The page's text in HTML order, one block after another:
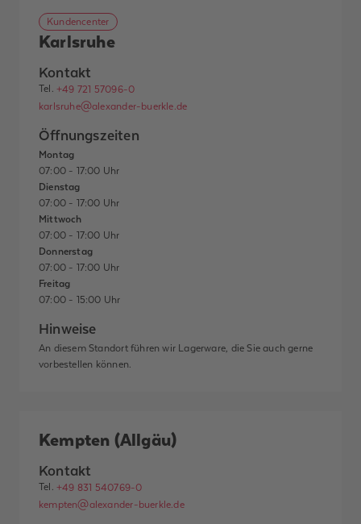
Kundencenter
Karlsruhe
Kontakt
Tel.+49 721 57096-0
karlsruhe@alexander-buerkle.de
Öffnungszeiten
Montag
07:00 - 17:00 Uhr
Dienstag
07:00 - 17:00 Uhr
Mittwoch
07:00 - 17:00 Uhr
Donnerstag
07:00 - 17:00 Uhr
Freitag
07:00 - 15:00 Uhr
Hinweise
An diesem Standort führen wir Lagerware, die Sie auch gerne
vorbestellen können.
Kempten (Allgäu)
Kontakt
Tel.+49 831 540769-0
kempten@alexander-buerkle.de